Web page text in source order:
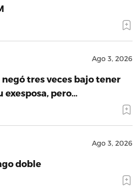
Ago 3, 2026
negó tres veces bajo tener
exesposa, pero…
Ago 3, 2026
doble